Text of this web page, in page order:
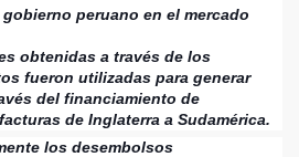
peruano en el mercado
obtenidas a través de los
fueron utilizadas para generar
del financiamiento de
de Inglaterra a Sudamérica.
los desembolsos